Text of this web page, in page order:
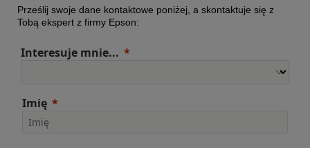
Prześlij swoje dane kontaktowe poniżej, a skontaktuje się z
Tobą ekspert z firmy Epson:
Interesuje mnie...
Imię